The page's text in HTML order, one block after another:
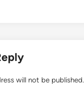
will not be published.